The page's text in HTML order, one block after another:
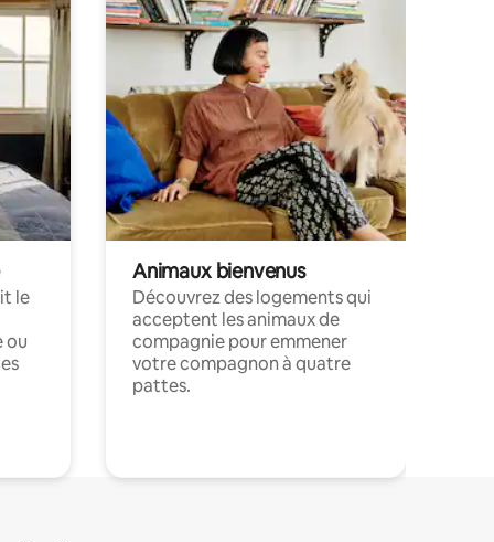
le
ou
Animaux bienvenus
Découvrez des logements qui
acceptent les animaux de
compagnie pour emmener
votre compagnon à quatre
pattes.